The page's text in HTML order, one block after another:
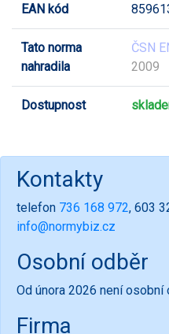
EAN kód
Tato norma
nahradila
ČSN
2009
Dostupnost
Kontakty
telefon 736 168 972, 603
info@normybiz.cz
Osobní odběr
Od února 2026 není osobní
Firma